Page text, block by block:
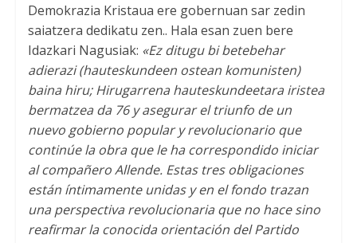
Demokrazia Kristaua ere gobernuan sar zedin
saiatzera dedikatu zen.. Hala esan zuen bere
Idazkari Nagusiak: «Ez ditugu bi betebehar
adierazi (hauteskundeen ostean komunisten)
baina hiru; Hirugarrena hauteskundeetara iristea
bermatzea da 76y asegurar el triunfo de un
nuevo gobierno popular y revolucionario que
continúe la obra que le ha correspondido iniciar
al compañero Allende. Estas tres obligaciones
están íntimamente unidas y en el fondo trazan
una perspectiva revolucionaria que no hace sino
reafirmar la conocida orientación del Partido